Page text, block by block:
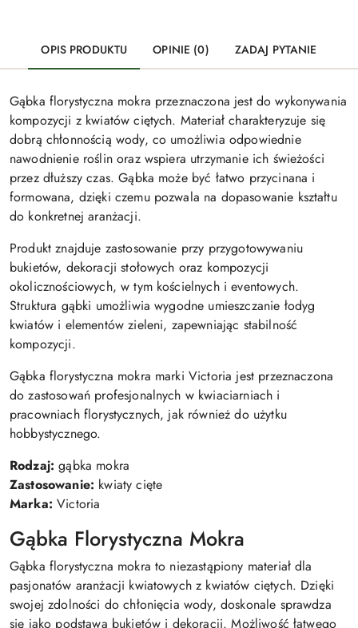
OPIS PRODUKTU OPINIE (0) ZADAJ PYTANIE
Gąbka florystyczna mokra przeznaczona jest do wykonywania
kompozycji z kwiatów ciętych. Materiał charakteryzuje się
dobrą chłonnością wody, co umożliwia odpowiednie
nawodnienie roślin oraz wspiera utrzymanie ich świeżości
przez dłuższy czas. Gąbka może być łatwo przycinana i
formowana, dzięki czemu pozwala na dopasowanie kształtu
do konkretnej aranżacji.
Produkt znajduje zastosowanie przy przygotowywaniu
bukietów, dekoracji stołowych oraz kompozycji
okolicznościowych, w tym kościelnych i eventowych.
Struktura gąbki umożliwia wygodne umieszczanie łodyg
kwiatów i elementów zieleni, zapewniając stabilność
kompozycji.
Gąbka florystyczna mokra marki Victoria jest przeznaczona
do zastosowań profesjonalnych w kwiaciarniach i
pracowniach florystycznych, jak również do użytku
hobbystycznego.
Rodzaj: gąbka mokra
Zastosowanie: kwiaty cięte
Marka: Victoria
Gąbka Florystyczna Mokra
Gąbka florystyczna mokra to niezastąpiony materiał dla
pasjonatów aranżacji kwiatowych z kwiatów ciętych. Dzięki
swojej zdolności do chłonięcia wody, doskonale sprawdza
się jako podstawa bukietów i dekoracji. Możliwość łatwego